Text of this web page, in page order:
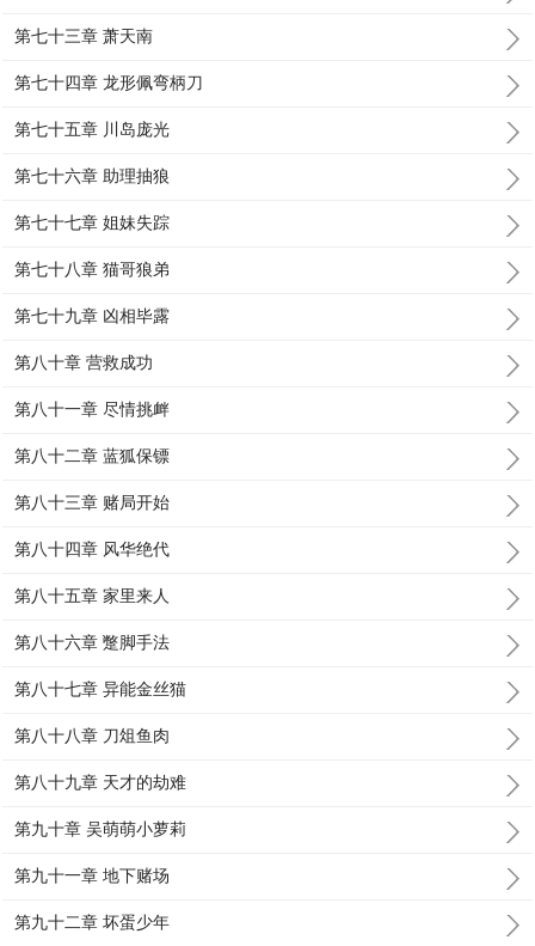
第七十三章 萧天南
第七十四章 龙形佩弯柄刀
第七十五章 川岛庞光
第七十六章 助理抽狼
第七十七章 姐妹失踪
第七十八章 猫哥狼弟
第七十九章 凶相毕露
第八十章 营救成功
第八十一章 尽情挑衅
第八十二章 蓝狐保镖
第八十三章 赌局开始
第八十四章 风华绝代
第八十五章 家里来人
第八十六章 蹩脚手法
第八十七章 异能金丝猫
第八十八章 刀俎鱼肉
第八十九章 天才的劫难
第九十章 吴萌萌小萝莉
第九十一章 地下赌场
第九十二章 坏蛋少年